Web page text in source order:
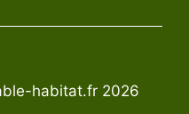
habitat.fr 2026